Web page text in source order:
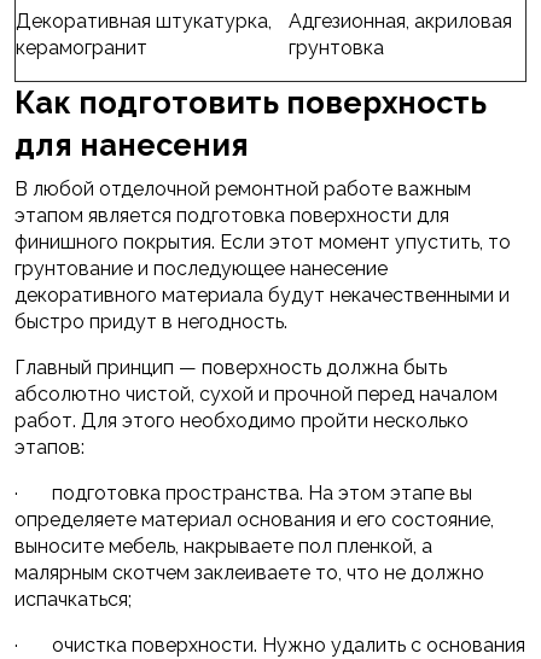
Декоративная штукатурка,
керамогранит
Адгезионная, акриловая
грунтовка
Как подготовить поверхность
для нанесения
В любой отделочной ремонтной работе важным
этапом является подготовка поверхности для
финишного покрытия. Если этот момент упустить, то
грунтование и последующее нанесение
декоративного материала будут некачественными и
быстро придут в негодность.
Главный принцип — поверхность должна быть
абсолютно чистой, сухой и прочной перед началом
работ. Для этого необходимо пройти несколько
этапов:
· подготовка пространства. На этом этапе вы
определяете материал основания и его состояние,
выносите мебель, накрываете пол пленкой, а
малярным скотчем заклеиваете то, что не должно
испачкаться;
· очистка поверхности. Нужно удалить с основания